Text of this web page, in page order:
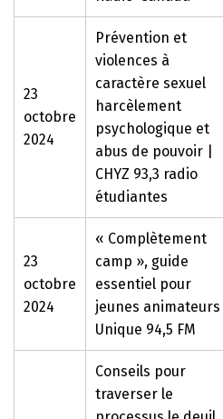
23
octobre
2024
Prévention et
violences à
caractère sexuel
harcèlement
psychologique et
abus de pouvoir |
CHYZ 93,3 radio
étudiantes
23
octobre
2024
« Complètement
camp », guide
essentiel pour
jeunes animateurs |
Unique 94,5 FM
Conseils pour
traverser le